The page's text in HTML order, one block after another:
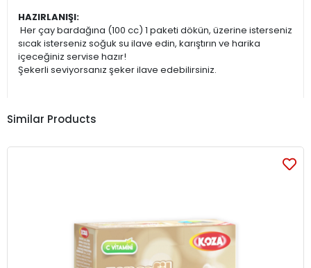
HAZIRLANIŞI:
Her çay bardağına (100 cc) 1 paketi dökün, üzerine isterseniz
sıcak isterseniz soğuk su ilave edin, karıştırın ve harika
içeceğiniz servise hazır!
Şekerli seviyorsanız şeker ilave edebilirsiniz.
Similar Products